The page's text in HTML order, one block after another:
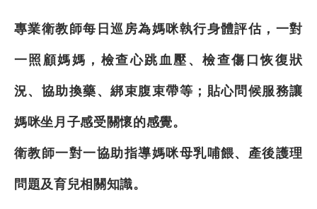
專業衛教師每日巡房為媽咪執行身體評估，一對
一照顧媽媽，檢查心跳血壓、檢查傷口恢復狀
況、協助換藥、綁束腹束帶等；貼心問候服務讓
媽咪坐月子感受關懷的感覺。
衛教師一對一協助指導媽咪母乳哺餵、產後護理
問題及育兒相關知識。